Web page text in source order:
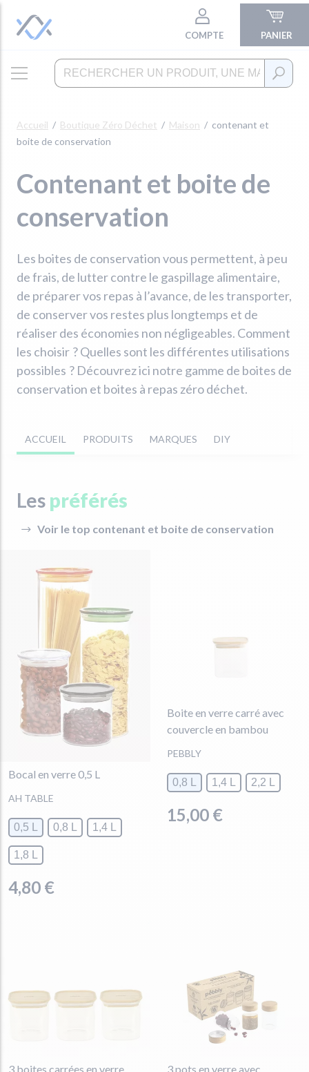
COMPTE PANIER
Accueil Boutique Zéro Déchet Maison
contenant et
boite de conservation
Contenant et boite de
conservation
Les boites de conservation vous permettent, à peu
de frais, de lutter contre le gaspillage alimentaire,
de préparer vos repas à l’avance, de les transporter,
de conserver vos restes plus longtemps et de
réaliser des économies non négligeables. Comment
les choisir ? Quelles sont les différentes utilisations
possibles ? Découvrez ici notre gamme de boites de
conservation et boites à repas zéro déchet.
ACCUEIL PRODUITS MARQUES DIY
Les préférés
Voir le top contenant et boite de conservation
Bocal en verre 0,5 L
AH TABLE
0,5 L 0,8 L 1,4 L
1,8 L
4,80 €
Boite en verre carré avec
couvercle en bambou
PEBBLY
0,8 L 1,4 L
15,00 €
3 boites carrées en verre
3 pots en verre avec